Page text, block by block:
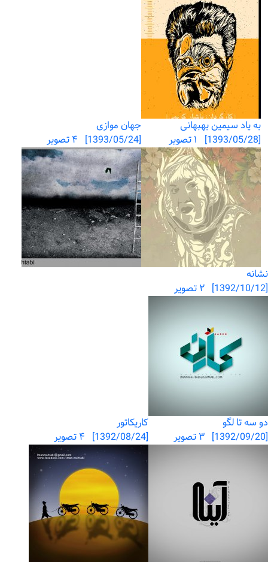
به یاد سیمین بهبهانی
[1393/05/28] ۱ تصویر
جهان موازی
[1393/05/24] ۴ تصویر
نشانه
[1392/10/12] ۲ تصویر
دو سه تا لگو
[1392/09/20] ۳ تصویر
کاریکاتور
[1392/08/24] ۴ تصویر